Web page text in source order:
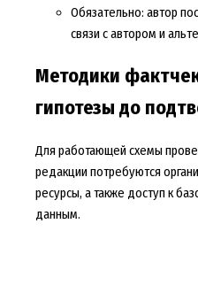
Обязательно: автор
связи с автором и
Методики
гипотезы до
Для работающей схемы
редакции потребуются
ресурсы, а также доступ к
данным.